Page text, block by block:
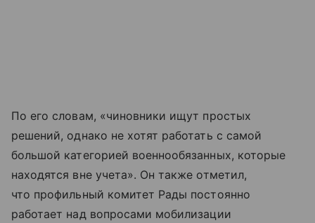
По его словам, «чиновники ищут простых
решений, однако не хотят работать с самой
большой категорией военнообязанных, которые
находятся вне учета». Он также отметил,
что профильный комитет Рады постоянно
работает над вопросами мобилизации